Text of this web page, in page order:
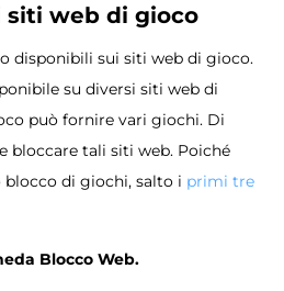
siti web di gioco
disponibili sui siti web di gioco.
su diversi siti web di
può fornire vari giochi. Di
bloccare tali siti web. Poiché
di giochi, salto i primi tre
Blocco Web.